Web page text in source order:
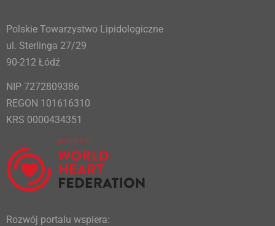
Polskie Towarzystwo Lipidologiczne
ul. Sterlinga 27/29
90-212 Łódź
NIP 7272809386
REGON 101616310
KRS 0000434351
Rozwój portalu wspiera: